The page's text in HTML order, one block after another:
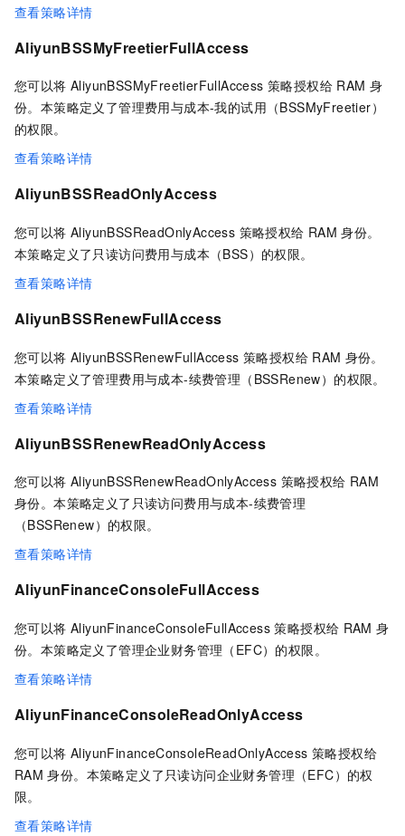
查看策略详情
AliyunBSSMyFreetierFullAccess
您可以将 AliyunBSSMyFreetierFullAccess 策略授权给 RAM 身
份。本策略定义了管理费用与成本-我的试用（BSSMyFreetier）
的权限。
查看策略详情
AliyunBSSReadOnlyAccess
您可以将 AliyunBSSReadOnlyAccess 策略授权给 RAM 身份。
本策略定义了只读访问费用与成本（BSS）的权限。
查看策略详情
AliyunBSSRenewFullAccess
您可以将 AliyunBSSRenewFullAccess 策略授权给 RAM 身份。
本策略定义了管理费用与成本-续费管理（BSSRenew）的权限。
查看策略详情
AliyunBSSRenewReadOnlyAccess
您可以将 AliyunBSSRenewReadOnlyAccess 策略授权给 RAM
身份。本策略定义了只读访问费用与成本-续费管理
（BSSRenew）的权限。
查看策略详情
AliyunFinanceConsoleFullAccess
您可以将 AliyunFinanceConsoleFullAccess 策略授权给 RAM 身
份。本策略定义了管理企业财务管理（EFC）的权限。
查看策略详情
AliyunFinanceConsoleReadOnlyAccess
您可以将 AliyunFinanceConsoleReadOnlyAccess 策略授权给
RAM 身份。本策略定义了只读访问企业财务管理（EFC）的权
限。
查看策略详情